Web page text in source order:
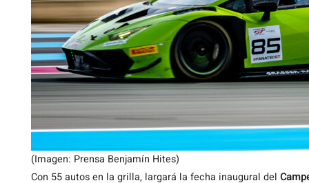
(Imagen: Prensa Benjamín Hites)
Con 55 autos en la grilla, largará la fecha inaugural del